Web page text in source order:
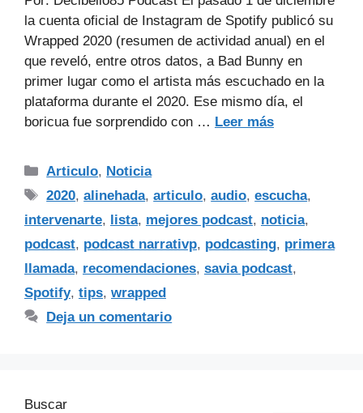
la cuenta oficial de Instagram de Spotify publicó su
Wrapped 2020 (resumen de actividad anual) en el
que reveló, entre otros datos, a Bad Bunny en
primer lugar como el artista más escuchado en la
plataforma durante el 2020. Ese mismo día, el
boricua fue sorprendido con … Leer más
Articulo, Noticia
2020,alinehada,articulo,audio,escucha,
intervenarte, lista, mejores podcast, noticia,
podcast, podcast narrativp, podcasting, primera
llamada, recomendaciones, savia podcast,
Spotify, tips, wrapped
Deja un comentario
Buscar